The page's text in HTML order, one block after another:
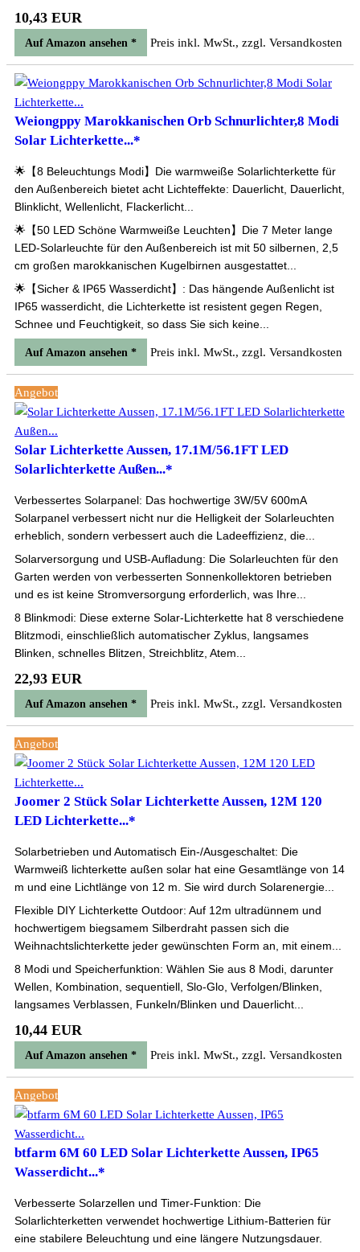
10,43 EUR
Auf Amazon ansehen * Preis inkl. MwSt., zzgl. Versandkosten
Weiongppy Marokkanischen Orb Schnurlichter,8 Modi
Solar Lichterkette...*
🌟【8 Beleuchtungs Modi】Die warmweiße Solarlichterkette für
den Außenbereich bietet acht Lichteffekte: Dauerlicht, Dauerlicht,
Blinklicht, Wellenlicht, Flackerlicht...
🌟【50 LED Schöne Warmweiße Leuchten】Die 7 Meter lange
LED-Solarleuchte für den Außenbereich ist mit 50 silbernen, 2,5
cm großen marokkanischen Kugelbirnen ausgestattet...
🌟【Sicher & IP65 Wasserdicht】: Das hängende Außenlicht ist
IP65 wasserdicht, die Lichterkette ist resistent gegen Regen,
Schnee und Feuchtigkeit, so dass Sie sich keine...
Auf Amazon ansehen * Preis inkl. MwSt., zzgl. Versandkosten
Angebot
Solar Lichterkette Aussen, 17.1M/56.1FT LED
Solarlichterkette Außen...*
Verbessertes Solarpanel: Das hochwertige 3W/5V 600mA
Solarpanel verbessert nicht nur die Helligkeit der Solarleuchten
erheblich, sondern verbessert auch die Ladeeffizienz, die...
Solarversorgung und USB-Aufladung: Die Solarleuchten für den
Garten werden von verbesserten Sonnenkollektoren betrieben
und es ist keine Stromversorgung erforderlich, was Ihre...
8 Blinkmodi: Diese externe Solar-Lichterkette hat 8 verschiedene
Blitzmodi, einschließlich automatischer Zyklus, langsames
Blinken, schnelles Blitzen, Streichblitz, Atem...
22,93 EUR
Auf Amazon ansehen * Preis inkl. MwSt., zzgl. Versandkosten
Angebot
Joomer 2 Stück Solar Lichterkette Aussen, 12M 120
LED Lichterkette...*
Solarbetrieben und Automatisch Ein-/Ausgeschaltet: Die
Warmweiß lichterkette außen solar hat eine Gesamtlänge von 14
m und eine Lichtlänge von 12 m. Sie wird durch Solarenergie...
Flexible DIY Lichterkette Outdoor: Auf 12m ultradünnem und
hochwertigem biegsamem Silberdraht passen sich die
Weihnachtslichterkette jeder gewünschten Form an, mit einem...
8 Modi und Speicherfunktion: Wählen Sie aus 8 Modi, darunter
Wellen, Kombination, sequentiell, Slo-Glo, Verfolgen/Blinken,
langsames Verblassen, Funkeln/Blinken und Dauerlicht...
10,44 EUR
Auf Amazon ansehen * Preis inkl. MwSt., zzgl. Versandkosten
Angebot
btfarm 6M 60 LED Solar Lichterkette Aussen, IP65
Wasserdicht...*
Verbesserte Solarzellen und Timer-Funktion: Die
Solarlichterketten verwendet hochwertige Lithium-Batterien für
eine stabilere Beleuchtung und eine längere Nutzungsdauer.